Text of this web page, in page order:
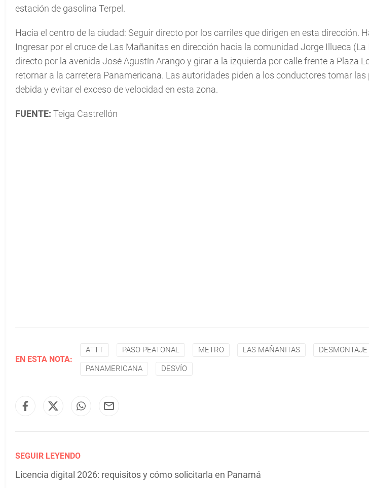
estación de gasolina Terpel.
Hacia el centro de la ciudad: Seguir directo por los carriles que dirigen en esta dirección.
Ingresar por el cruce de Las Mañanitas en dirección hacia la comunidad Jorge Illueca (La
directo por la avenida José Agustín Arango y girar a la izquierda por calle frente a Plaza
retornar a la carretera Panamericana. Las autoridades piden a los conductores tomar las
debida y evitar el exceso de velocidad en esta zona.
FUENTE: Teiga Castrellón
EN ESTA NOTA:
ATTT PASO PEATONAL METRO LAS MAÑANITAS DESMONTAJE
PANAMERICANA DESVÍO
SEGUIR LEYENDO
Licencia digital 2026: requisitos y cómo solicitarla en Panamá